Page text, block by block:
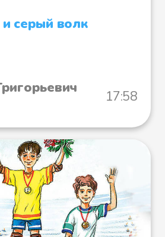
серый волк
17:58